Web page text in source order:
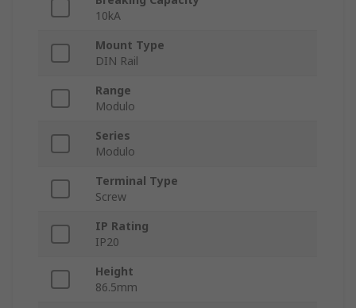
10kA
Mount Type
DIN Rail
Range
Modulo
Series
Modulo
Terminal Type
Screw
IP Rating
IP20
Height
86.5mm